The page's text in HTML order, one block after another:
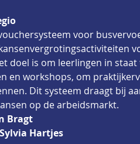
voor
doel is om leerlingen in
en workshops, om
Dit systeem draagt bij
op de arbeidsmarkt.
Bragt
Hartjes